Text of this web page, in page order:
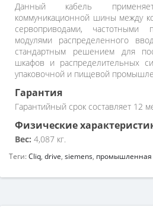
Данный кабель
коммуникационной шины между
сервоприводами, частотными
модулями распределенного
стандартным решением для
шкафов и распределительных
упаковочной и пищевой
Гарантия
Гарантийный срок составляет 12
Физические
Вес: 4,087 кг.
Теги:Cliq, drive, siemens, промышленная